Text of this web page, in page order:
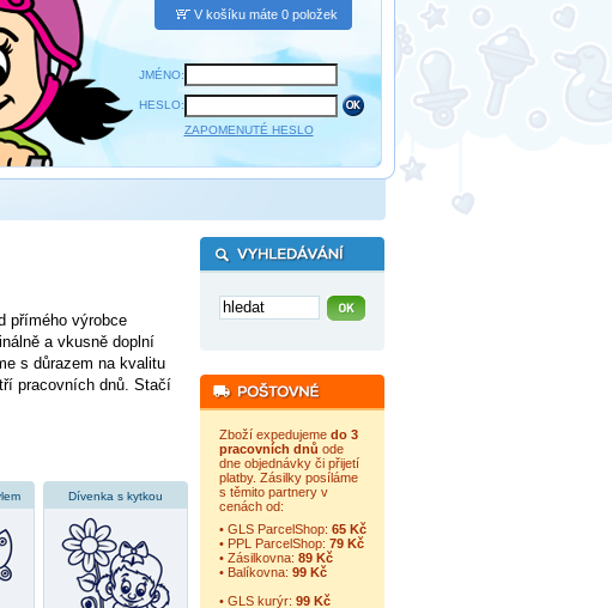
V košíku máte 0 položek
JMÉNO:
HESLO:
ZAPOMENUTÉ HESLO
přímého výrobce
a vkusně doplní
s důrazem na kvalitu
pracovních dnů. Stačí
Dívenka s kytkou
Zboží expedujeme do 3
pracovních dnů ode
dne objednávky či přijetí
platby. Zásilky posíláme
s těmito partnery v
cenách od:
• GLS ParcelShop: 65 Kč
• PPL ParcelShop: 79 Kč
• Zásilkovna: 89 Kč
• Balíkovna: 99 Kč
• GLS kurýr: 99 Kč